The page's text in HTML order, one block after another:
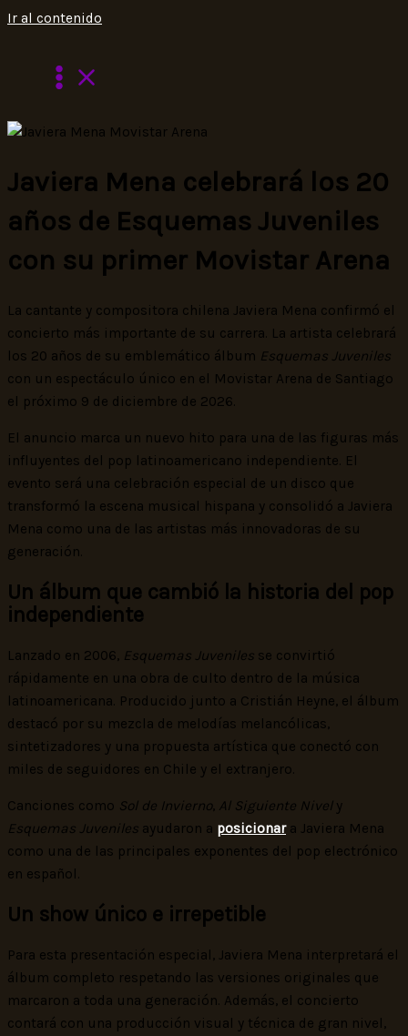
Ir al contenido
Javiera Mena celebrará los 20
años de Esquemas Juveniles
con su primer Movistar Arena
La cantante y compositora chilena Javiera Mena confirmó el
concierto más importante de su carrera. La artista celebrará
los 20 años de su emblemático álbum Esquemas Juveniles
con un espectáculo único en el Movistar Arena de Santiago
el próximo 9 de diciembre de 2026.
El anuncio marca un nuevo hito para una de las figuras más
influyentes del pop latinoamericano independiente. El
evento será una celebración especial de un disco que
transformó la escena musical hispana y consolidó a Javiera
Mena como una de las artistas más innovadoras de su
generación.
Un álbum que cambió la historia del pop
independiente
Lanzado en 2006, Esquemas Juveniles se convirtió
rápidamente en una obra de culto dentro de la música
latinoamericana. Producido junto a Cristián Heyne, el álbum
destacó por su mezcla de melodías melancólicas,
sintetizadores y una propuesta artística que conectó con
miles de seguidores en Chile y el extranjero.
Canciones como Sol de Invierno, Al Siguiente Nively
Esquemas Juveniles ayudaron a posicionara Javiera Mena
como una de las principales exponentes del pop electrónico
en español.
Un show único e irrepetible
Para esta presentación especial, Javiera Mena interpretará el
álbum completo respetando las versiones originales que
marcaron a toda una generación. Además, el concierto
contará con una producción visual y técnica de gran nivel,